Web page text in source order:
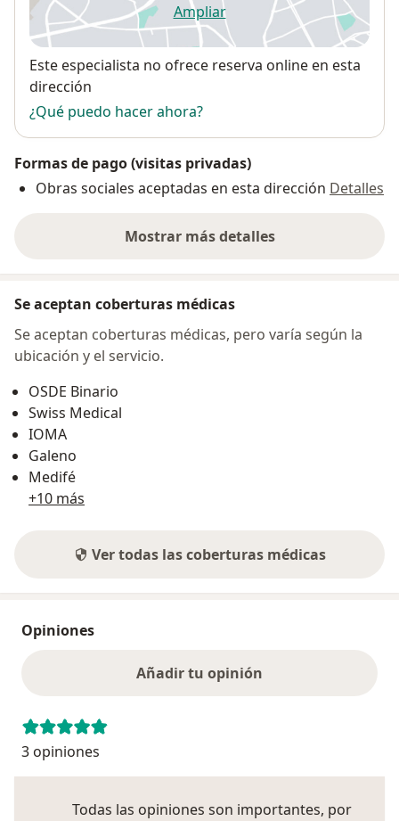
Ampliarse abre en una nueva
Disponibilidad
Este especialista no ofrece reserva online en esta
dirección
¿Qué puedo hacer ahora?
Formas de pago (visitas privadas)
Obras sociales aceptadas en esta dirección Detalles
Mostrar más detalles
sobre la dirección
Se aceptan coberturas médicas
Se aceptan coberturas médicas, pero varía según la
ubicación y el servicio.
OSDE Binario
Swiss Medical
IOMA
Galeno
Medifé
+10 más
Ver todas las coberturas médicas
Opiniones
Añadir tu opinión
3 opiniones
Todas las opiniones son importantes, por